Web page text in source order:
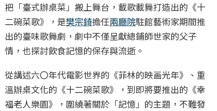
把「臺式辦桌菜」搬上舞台，載歌載舞打造出的《十
二碗菜歌》，是樊宗錡擔任兩廳院駐館藝術家期間推
出的臺味歌舞劇，劇中不僅呈獻總鋪師世家的父子
情，也探討飲食記憶的保存與流逝。
從講述六〇年代電影世界的《菲林的映画光年》、重
溫辦桌文化的《十二碗菜歌》，到即將要推出的《幸
福老人樂園》，圍繞著關於「記憶」的主題，不難發